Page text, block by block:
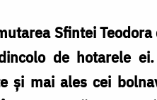
Sfintei
de hotarele
şi mai ales cei